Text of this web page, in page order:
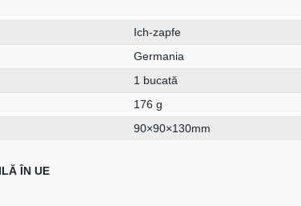
Ich-zapfe
Germania
1 bucată
176 g
90×90×130mm
ÎN UE